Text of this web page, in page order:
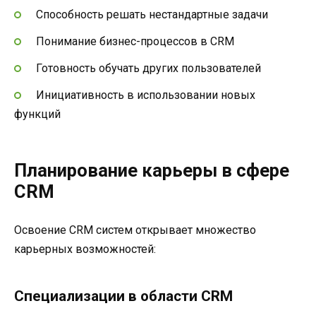
Способность решать нестандартные задачи
Понимание бизнес-процессов в CRM
Готовность обучать других пользователей
Инициативность в использовании новых
функций
Планирование карьеры в сфере
CRM
Освоение CRM систем открывает множество
карьерных возможностей:
Специализации в области CRM